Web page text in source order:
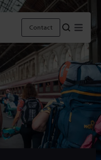
Contact Menu